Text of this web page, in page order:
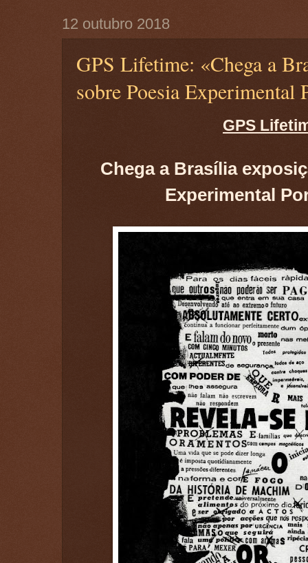
12 outubro 2018
GPS Lifetime: «Chega a
sobre Poesia Experimental
GPS
Chega a Brasília
Experimental